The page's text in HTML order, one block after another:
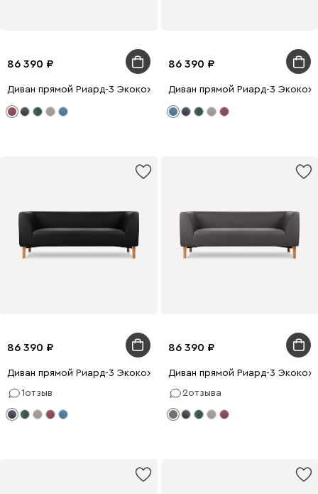
86 390
Диван прямой Риард-3 Экокожа Бордовый
86 390
Диван прямой Риард-3
86 390
Диван прямой Риард-3 Экокожа Черный
1отзыв
86 390
Диван прямой Риард-3
2отзыва